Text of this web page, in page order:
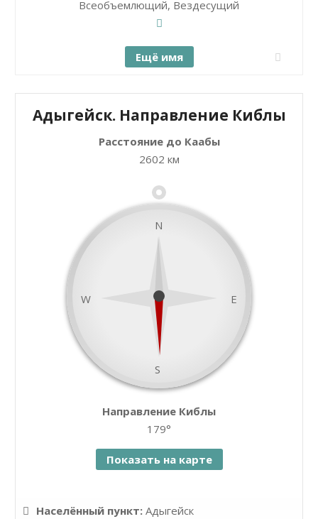
Всеобъемлющий, Вездесущий
Ещё имя
Адыгейск. Направление Киблы
Расстояние до Каабы
2602 км
N
E
W
S
Направление Киблы
179°
Показать на карте
Leaflet| ©OpenStreetMap
Населённый пункт: Адыгейск